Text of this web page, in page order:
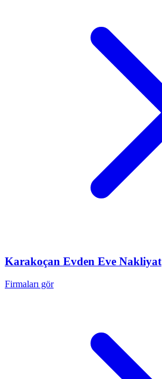
Karakoçan Evden Eve Nakliyat
Firmaları gör